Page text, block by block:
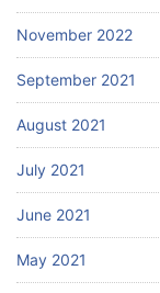
November 2022
September 2021
August 2021
July 2021
June 2021
May 2021